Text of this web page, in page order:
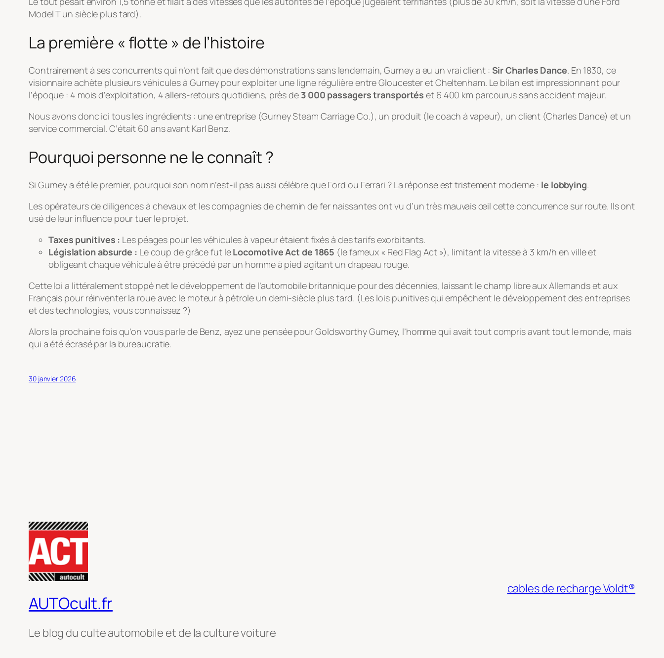
Model T un siècle plus tard).
La première « flotte » de l’histoire
Contrairement à ses concurrents qui n’ont fait que des démonstrations sans lendemain, Gurney a eu un vrai client : Sir Charles Dance. En 1830, ce
visionnaire achète plusieurs véhicules à Gurney pour exploiter une ligne régulière entre Gloucester et Cheltenham. Le bilan est impressionnant pour
l’époque : 4 mois d’exploitation, 4 allers-retours quotidiens, près de 3 000 passagers transportés et 6 400 km parcourus sans accident majeur.
Nous avons donc ici tous les ingrédients : une entreprise (Gurney Steam Carriage Co.), un produit (le coach à vapeur), un client (Charles Dance) et un
service commercial. C’était 60 ans avant Karl Benz.
Pourquoi personne ne le connaît ?
Si Gurney a été le premier, pourquoi son nom n’est-il pas aussi célèbre que Ford ou Ferrari ? La réponse est tristement moderne : le lobbying.
Les opérateurs de diligences à chevaux et les compagnies de chemin de fer naissantes ont vu d’un très mauvais œil cette concurrence sur route. Ils ont
usé de leur influence pour tuer le projet.
Taxes punitives : Les péages pour les véhicules à vapeur étaient fixés à des tarifs exorbitants.
Législation absurde : Le coup de grâce fut leLocomotive Act de 1865 (le fameux « Red Flag Act »), limitant la vitesse à 3 km/h en ville et
obligeant chaque véhicule à être précédé par un homme à pied agitant un drapeau rouge.
Cette loi a littéralement stoppé net le développement de l’automobile britannique pour des décennies, laissant le champ libre aux Allemands et aux
Français pour réinventer la roue avec le moteur à pétrole un demi-siècle plus tard. (Les lois punitives qui empêchent le développement des entreprises
et des technologies, vous connaissez ?)
Alors la prochaine fois qu’on vous parle de Benz, ayez une pensée pour Goldsworthy Gurney, l’homme qui avait tout compris avant tout le monde, mais
qui a été écrasé par la bureaucratie.
30 janvier 2026
AUTOcult.fr
Le blog du culte automobile et de la culture voiture
cables de recharge Voldt®